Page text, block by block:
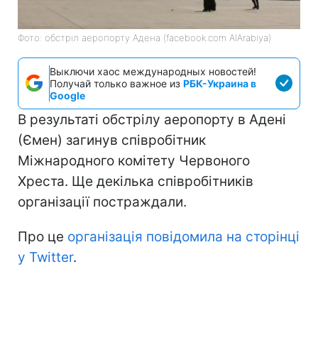
Фото: обстріл аеропорту Адена (facebook.com AlArabiya)
Выключи хаос международных новостей!
Получай только важное из РБК-Украина в
Google
В результаті обстрілу аеропорту в Адені
(Ємен) загинув співробітник
Міжнародного комітету Червоного
Хреста. Ще декілька співробітників
організації постраждали.
Про це організація повідомила на сторінці
у Twitter.